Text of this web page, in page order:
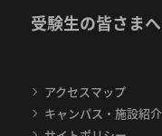
受験生の皆さまへ
アクセスマップ
キャンパス・施設紹介